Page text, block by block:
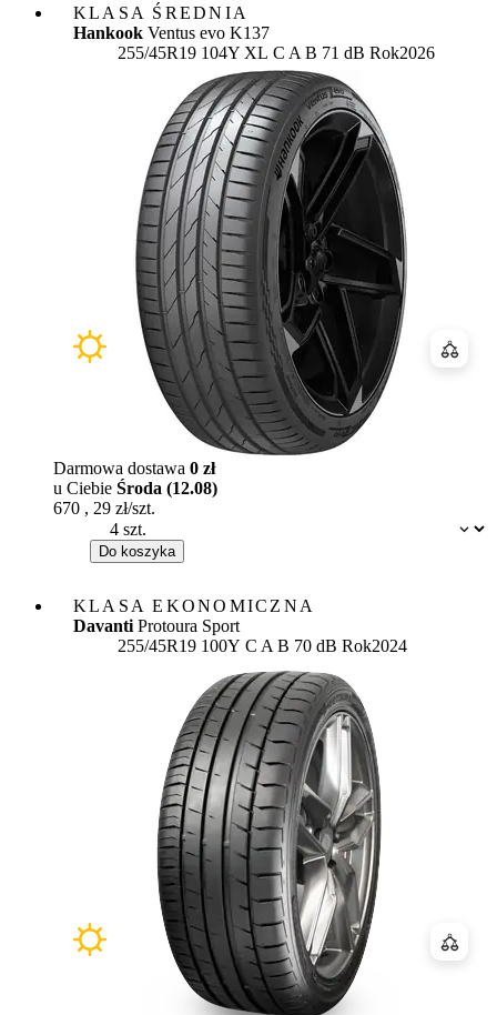
KLASA ŚREDNIA
Hankook Ventus evo K137
255/45R19 104Y XL Etykieta:
C A B 71 dB Rok2026
Dostępność:
Darmowa dostawa 0 zł
u Ciebie Środa (12.08)
670 , 29 zł/szt.
Do koszyka
KLASA EKONOMICZNA
Davanti Protoura Sport
255/45R19 100Y Etykieta:
C A B 70 dB Rok2024